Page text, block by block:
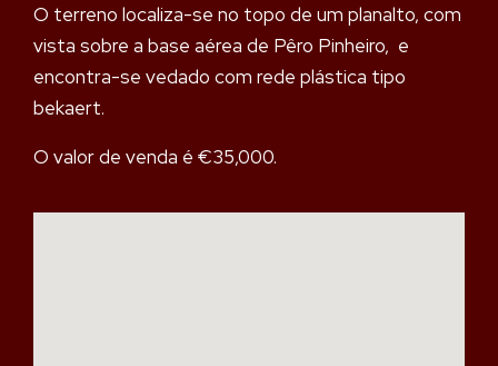
O terreno localiza-se no topo de um planalto, com
vista sobre a base aérea de Pêro Pinheiro, e
encontra-se vedado com rede plástica tipo
bekaert.
O valor de venda é €35,000.